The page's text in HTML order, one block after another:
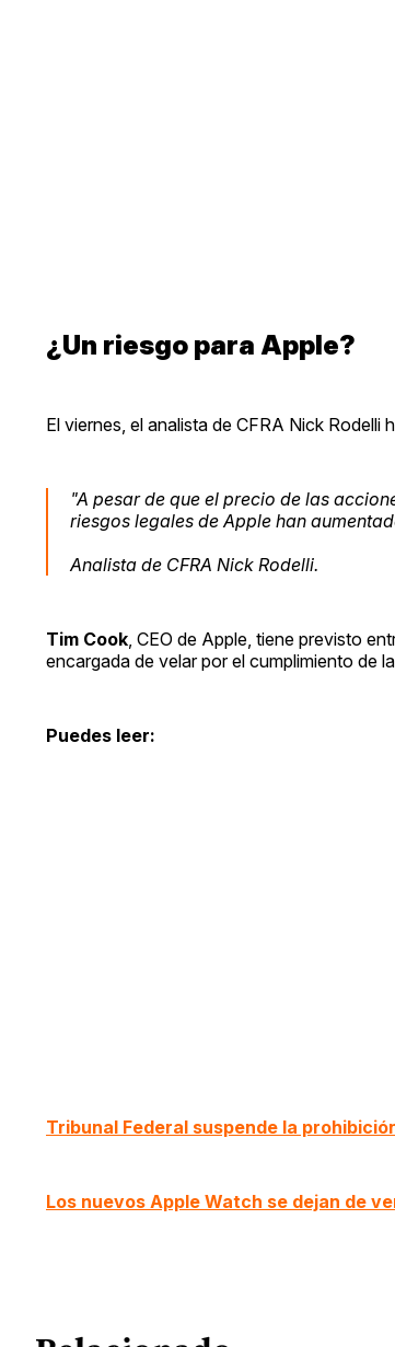
¿Un riesgo para Apple?
El viernes, el analista de CFRA Nick
"A pesar de que el precio de las
riesgos legales de Apple han
Analista de CFRA Nick Rodelli.
Tim Cook , CEO de Apple, tiene previsto
encargada de velar por el cumplimiento de
Puedes leer:
Tribunal Federal suspende la
Los nuevos Apple Watch se dejan de